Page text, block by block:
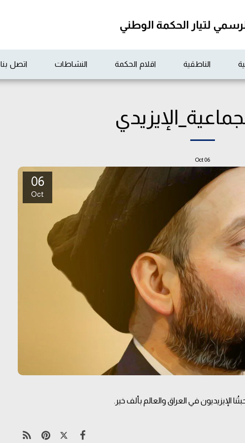
لتيار الحكمة الوطني
الناطقية اقلام الحكمة النشاطات اتصل بنا
06
Oct
06
Oct
الإيزيديون في العراق والعالم بألف خير.